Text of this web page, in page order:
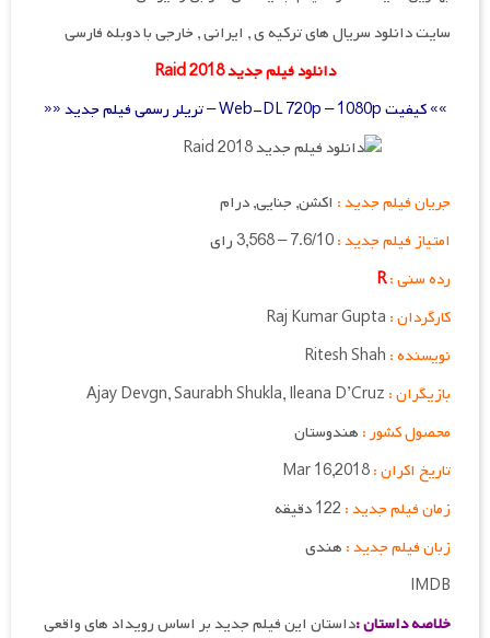
سایت دانلود سریال های ترکیه ی , ایرانی , خارجی با دوبله فارسی
دانلود فیلم جدید Raid 2018
»» کیفیت Web-DL 720p – 1080p – تریلر رسمی فیلم جدید ««
جریان فیلم جدید : اکشن, جنایی, درام
امتیاز فیلم جدید :
رده سنی :R
کارگردان :
نویسنده : Ritesh Shah
بازیگران :
محصول کشور : هندوستان
تاریخ اکران :
زمان فیلم جدید :
زبان فیلم جدید : هندی
IMDB
خلاصه داستان :داستان این فیلم جدید بر اساس رویداد های واقعی